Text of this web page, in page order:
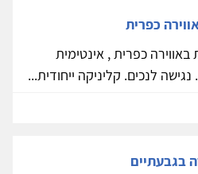
כפרית
כפרית , אינטימית
לנכים. קליניקה ייחודית...
בגבעתיים